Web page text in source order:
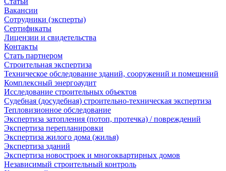
Вакансии
Сотрудники (эксперты)
Сертификаты
Лицензии и свидетельства
Контакты
Стать партнером
Строительная экспертиза
Техническое обследование зданий, сооружений и помещений
Комплексный энергоаудит
Исследование строительных объектов
Судебная (досудебная) строительно-техническая экспертиза
Тепловизионное обследование
Экспертиза затопления (потоп, протечка) / повреждений
Экспертиза перепланировки
Экспертиза жилого дома (жилья)
Экспертиза зданий
Экспертиза новостроек и многоквартирных домов
Независимый строительный контроль